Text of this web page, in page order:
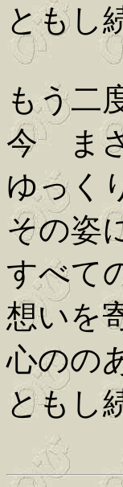
ともし
もう二
今 ま
ゆっく
その姿
すべて
想いを
心のの
ともし